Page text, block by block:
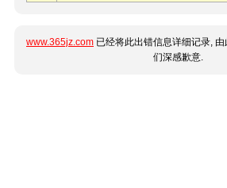
www.365jz.com 已经将此出错信息详细记录,
们深感歉意.